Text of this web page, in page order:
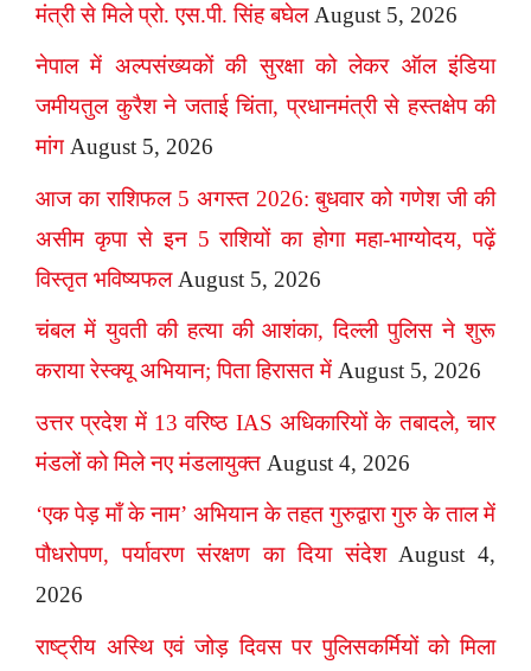
मंत्री से मिले प्रो. एस.पी. सिंह बघेल August 5, 2026
नेपाल में अल्पसंख्यकों की सुरक्षा को लेकर ऑल इंडिया
जमीयतुल कुरैश ने जताई चिंता, प्रधानमंत्री से हस्तक्षेप की
मांग August 5, 2026
आज का राशिफल 5 अगस्त 2026: बुधवार को गणेश जी की
असीम कृपा से इन 5 राशियों का होगा महा-भाग्योदय, पढ़ें
विस्तृत भविष्यफल August 5, 2026
चंबल में युवती की हत्या की आशंका, दिल्ली पुलिस ने शुरू
कराया रेस्क्यू अभियान; पिता हिरासत में August 5, 2026
उत्तर प्रदेश में 13 वरिष्ठ IAS अधिकारियों के तबादले, चार
मंडलों को मिले नए मंडलायुक्त August 4, 2026
‘एक पेड़ माँ के नाम’ अभियान के तहत गुरुद्वारा गुरु के ताल में
पौधरोपण, पर्यावरण संरक्षण का दिया संदेश August 4,
2026
राष्ट्रीय अस्थि एवं जोड़ दिवस पर पुलिसकर्मियों को मिला